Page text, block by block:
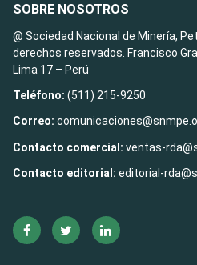
SOBRE NOSOTROS
@ Sociedad Nacional de Minería,
derechos reservados. Francisco
Lima 17 – Perú
Teléfono: (511) 215-9250
Correo:
Contacto comercial: ventas-
Contacto editorial: editorial-